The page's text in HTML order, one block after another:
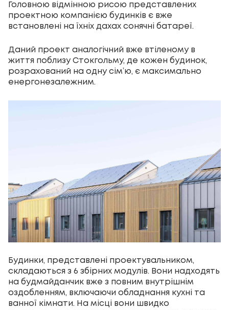
Головною відмінною рисою представлених
проектною компанією будинків є вже
встановлені на їхніх дахах сонячні батареї.
Даний проект аналогічний вже втіленому в
життя поблизу Стокгольму, де кожен будинок,
розрахований на одну сім’ю, є максимально
енергонезалежним.
Будинки, представлені проектувальником,
складаються з 6 збірних модулів. Вони надходять
на будмайданчик вже з повним внутрішнім
оздобленням, включаючи обладнання кухні та
ванної кімнати. На місці вони швидко